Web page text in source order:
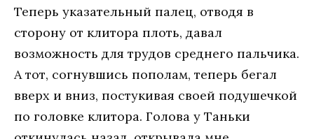
Теперь указательный палец, отводя в
сторону от клитора плоть, давал
возможность для трудов среднего пальчика.
А тот, согнувшись пополам, теперь бегал
вверх и вниз, постукивая своей подушечкой
по головке клитора. Голова у Таньки